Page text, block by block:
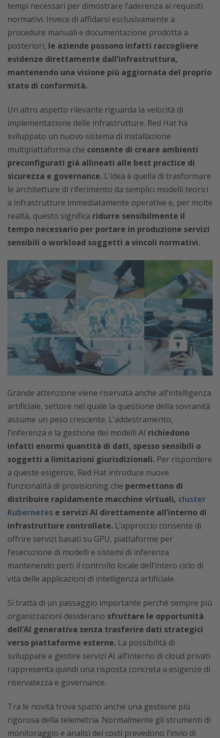
tempi necessari per dimostrare l’aderenza ai requisiti
normativi. Invece di affidarsi esclusivamente a
procedure manuali e documentazione prodotta a
posteriori, le aziende possono infatti raccogliere
evidenze direttamente dall’infrastruttura,
mantenendo una visione più aggiornata del proprio
stato di conformità.
Un altro aspetto rilevante riguarda la velocità di
implementazione delle infrastrutture. Red Hat ha
sviluppato un nuovo sistema di installazione
multipiattaforma che consente di creare ambienti
preconfigurati già allineati alle best practice di
sicurezza e governance. L’idea è quella di trasformare
le architetture di riferimento da semplici modelli teorici
a infrastrutture immediatamente operative e, per molte
realtà, questo significa ridurre sensibilmente il
tempo necessario per portare in produzione servizi
sensibili o workload soggetti a vincoli normativi.
Grande attenzione viene riservata anche all’intelligenza
artificiale, settore nel quale la questione della sovranità
assume un peso crescente. L’addestramento,
l’inferenza e la gestione dei modelli AI richiedono
infatti enormi quantità di dati, spesso sensibili o
soggetti a limitazioni giurisdizionali. Per rispondere
a queste esigenze, Red Hat introduce nuove
funzionalità di provisioning che permettono di
distribuire rapidamente macchine virtuali, cluster
Kubernetes e servizi AI direttamente all’interno di
infrastrutture controllate. L’approccio consente di
offrire servizi basati su GPU, piattaforme per
l’esecuzione di modelli e sistemi di inferenza
mantenendo però il controllo locale dell’intero ciclo di
vita delle applicazioni di intelligenza artificiale.
Si tratta di un passaggio importante perché sempre più
organizzazioni desiderano sfruttare le opportunità
dell’AI generativa senza trasferire dati strategici
verso piattaforme esterne. La possibilità di
sviluppare e gestire servizi AI all’interno di cloud privati
rappresenta quindi una risposta concreta a esigenze di
riservatezza e governance.
Tra le novità trova spazio anche una gestione più
rigorosa della telemetria. Normalmente gli strumenti di
monitoraggio e analisi dei costi prevedono l’invio di